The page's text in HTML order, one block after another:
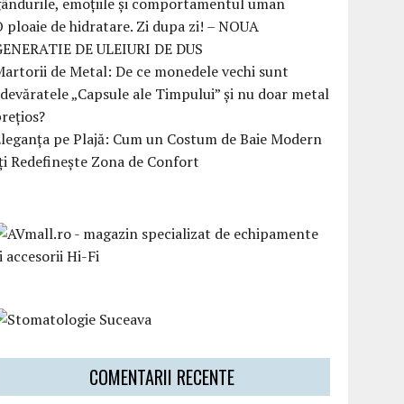
ploaie de hidratare. Zi dupa zi! – NOUA
DE ULEIURI DE DUS
de Metal: De ce monedele vechi sunt
„Capsule ale Timpului” și nu doar metal
pe Plajă: Cum un Costum de Baie Modern
Redefinește Zona de Confort
COMENTARII RECENTE